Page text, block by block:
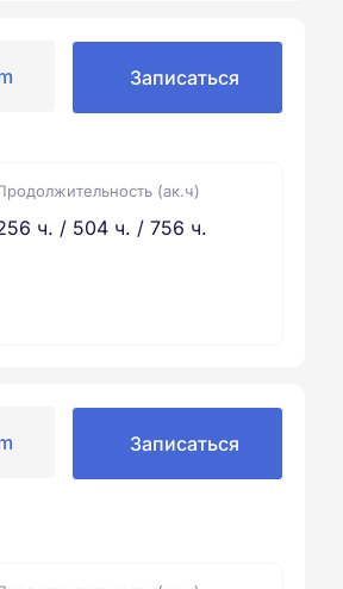
Записаться
(ак.ч)
ч. / 504 ч. / 756 ч.
Записаться